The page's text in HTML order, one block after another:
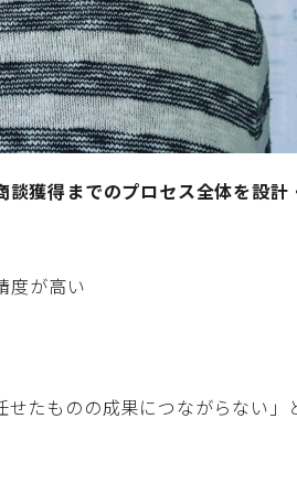
談獲得までのプロセス全体を設計
度が高い
たものの成果につながらない」